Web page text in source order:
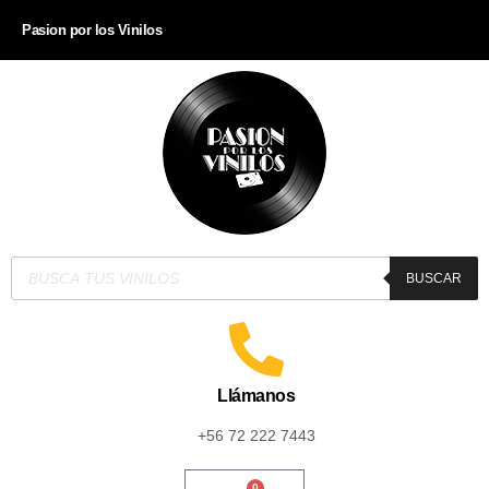
Pasion por los Vinilos
BUSCAR
Llámanos
+56 72 222 7443